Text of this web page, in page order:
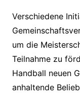
Verschiedene
um die
Teilnahme zu
Handball neuen
anhaltende